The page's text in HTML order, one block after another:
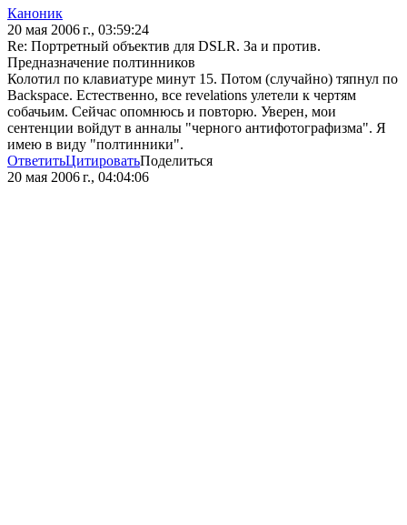
Каноник
20 мая 2006 г., 03:59:24
Re: Портретный объектив для DSLR. За и против.
Предназначение полтинников
Колотил по клавиатуре минут 15. Потом (случайно) тяпнул по
Backspace. Естественно, все revelations улетели к чертям
собачьим. Сейчас опомнюсь и повторю. Уверен, мои
сентенции войдут в анналы "черного антифотографизма". Я
имею в виду "полтинники".
ОтветитьЦитироватьПоделиться
20 мая 2006 г., 04:04:06